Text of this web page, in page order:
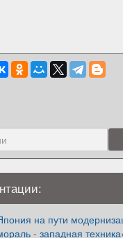
на пути
- западная